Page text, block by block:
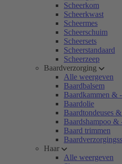
Scheerkom
Scheerkwast
Scheermes
Scheerschuim
Scheersets
Scheerstandaard
Scheerzeep
Baardverzorging
Alle weergeven
Baardbalsem
Baardkammen &
Baardolie
Baardtondeuses
Baardshampoo &
Baard trimmen
Haar
Alle weergeven